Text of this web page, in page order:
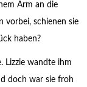
Arm an die
vorbei, schienen sie
haben?
Lizzie wandte ihm
doch war sie froh